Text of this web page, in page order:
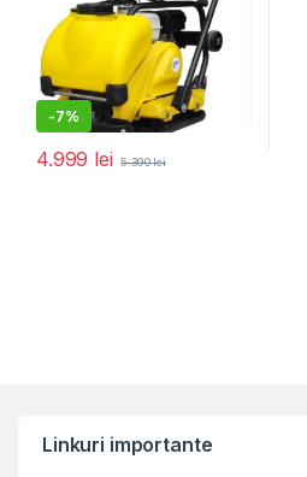
-7%
4.999 lei 5.390lei
Linkuri importante